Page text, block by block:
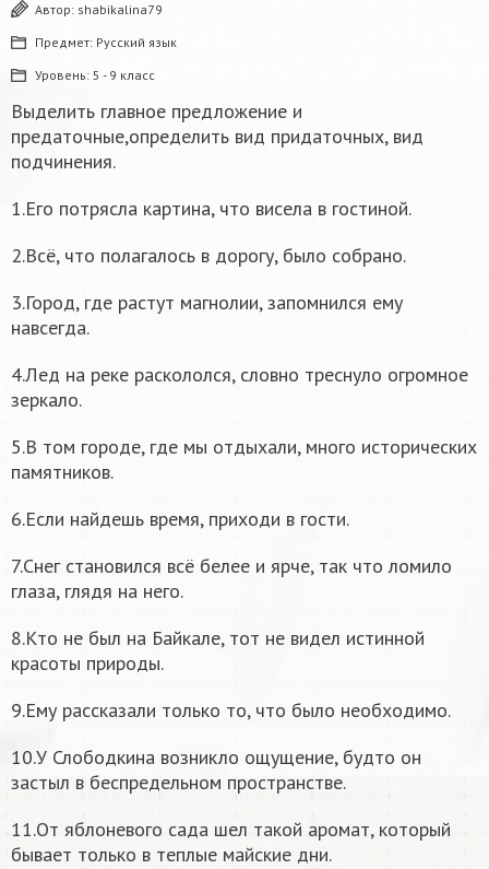
Автор: shabikalina79
Предмет: Русский язык
Уровень: 5 - 9 класс
Выделить главное предложение и
предаточные,определить вид придаточных, вид
подчинения.
1.Его потрясла картина, что висела в гостиной.
2.Всё, что полагалось в дорогу, было собрано.
3.Город, где растут магнолии, запомнился ему
навсегда.
4.Лед на реке раскололся, словно треснуло огромное
зеркало.
5.В том городе, где мы отдыхали, много исторических
памятников.
6.Если найдешь время, приходи в гости.
7.Снег становился всё белее и ярче, так что ломило
глаза, глядя на него.
8.Кто не был на Байкале, тот не видел истинной
красоты природы.
9.Ему рассказали только то, что было необходимо.
10.У Слободкина возникло ощущение, будто он
застыл в беспредельном пространстве.
11.От яблоневого сада шел такой аромат, который
бывает только в теплые майские дни.